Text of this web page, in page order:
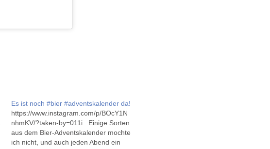
Es ist noch #bier #adventskalender da!
https://www.instagram.com/p/BOcY1N
nhmKV/?taken-by=011i Einige Sorten
aus dem Bier-Adventskalender mochte
ich nicht, und auch jeden Abend ein